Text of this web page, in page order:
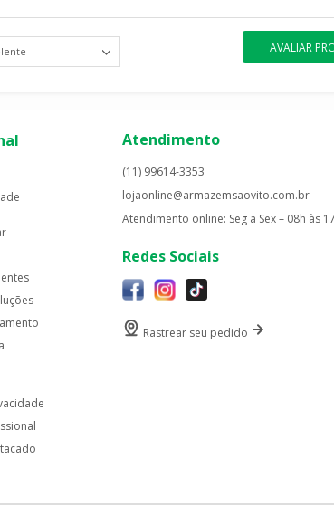
AVALIAR
Atendimento
(11) 99614-3353
lojaonline@armazemsaovito.com.br
Atendimento online: Seg a Sex – 08h às
Redes Sociais
Rastrear seu pedido